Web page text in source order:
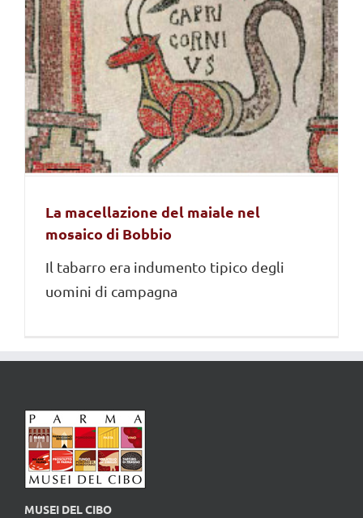
La macellazione del maiale nel
mosaico di Bobbio
Il tabarro era indumento tipico degli
uomini di campagna
MUSEI DEL CIBO